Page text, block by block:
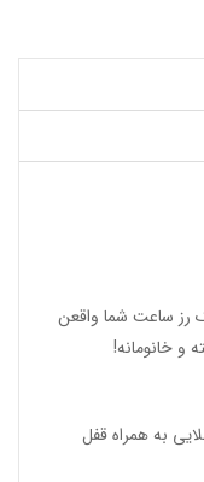
رز ساعت شما واقعن
و خانومانه!
به همراه قفل